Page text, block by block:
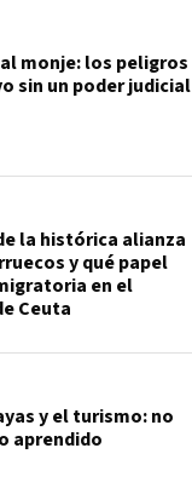
monje: los peligros
sin un poder judicial
la histórica alianza
y qué papel
en el
Ceuta
y el turismo: no
aprendido